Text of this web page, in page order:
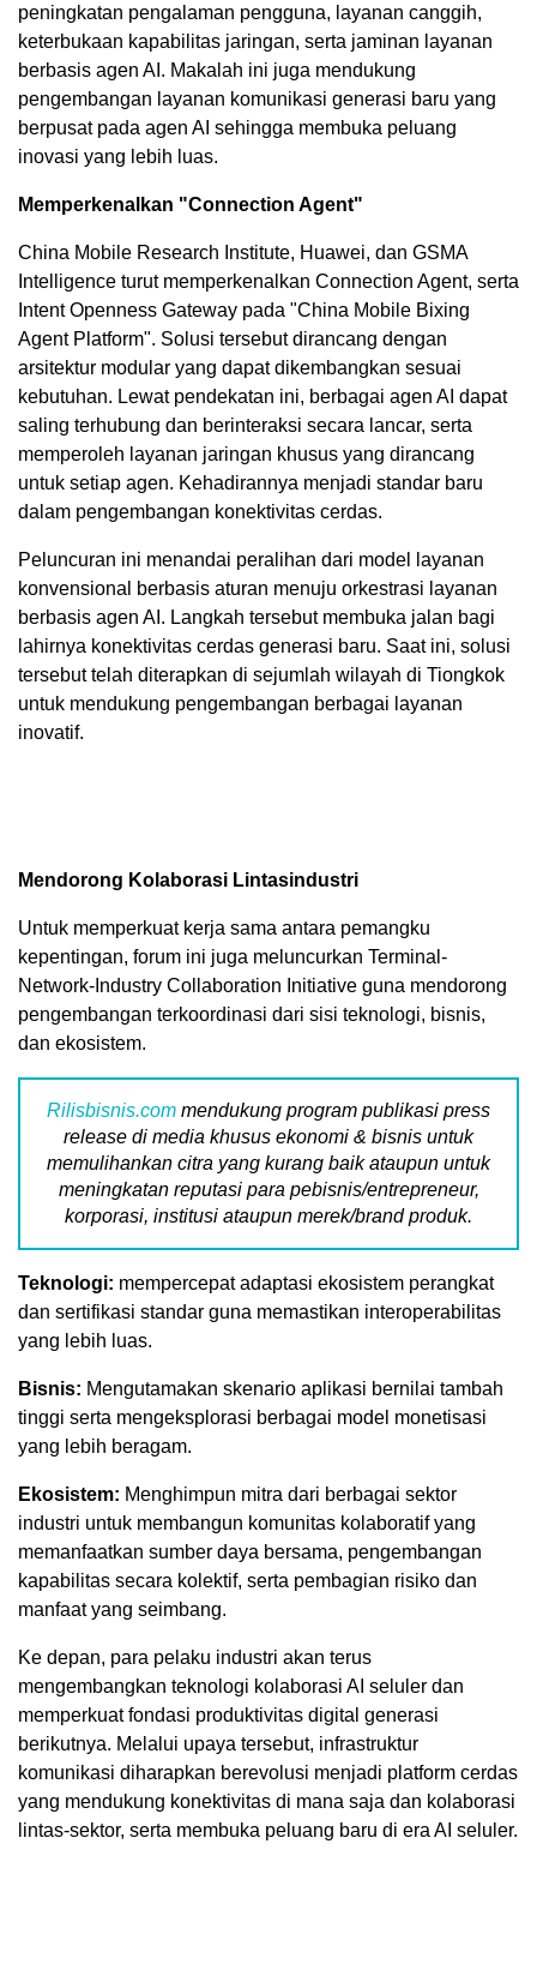
peningkatan pengalaman pengguna, layanan canggih,
keterbukaan kapabilitas jaringan, serta jaminan layanan
berbasis agen AI. Makalah ini juga mendukung
pengembangan layanan komunikasi generasi baru yang
berpusat pada agen AI sehingga membuka peluang
inovasi yang lebih luas.
Memperkenalkan "Connection Agent"
China Mobile Research Institute, Huawei, dan GSMA
Intelligence turut memperkenalkan Connection Agent, serta
Intent Openness Gateway pada "China Mobile Bixing
Agent Platform". Solusi tersebut dirancang dengan
arsitektur modular yang dapat dikembangkan sesuai
kebutuhan. Lewat pendekatan ini, berbagai agen AI dapat
saling terhubung dan berinteraksi secara lancar, serta
memperoleh layanan jaringan khusus yang dirancang
untuk setiap agen. Kehadirannya menjadi standar baru
dalam pengembangan konektivitas cerdas.
Peluncuran ini menandai peralihan dari model layanan
konvensional berbasis aturan menuju orkestrasi layanan
berbasis agen AI. Langkah tersebut membuka jalan bagi
lahirnya konektivitas cerdas generasi baru. Saat ini, solusi
tersebut telah diterapkan di sejumlah wilayah di Tiongkok
untuk mendukung pengembangan berbagai layanan
inovatif.
Mendorong Kolaborasi Lintasindustri
Untuk memperkuat kerja sama antara pemangku
kepentingan, forum ini juga meluncurkan Terminal-
Network-Industry Collaboration Initiative guna mendorong
pengembangan terkoordinasi dari sisi teknologi, bisnis,
dan ekosistem.
Rilisbisnis.com mendukung program publikasi press
release di media khusus ekonomi & bisnis untuk
memulihankan citra yang kurang baik ataupun untuk
meningkatan reputasi para pebisnis/entrepreneur,
korporasi, institusi ataupun merek/brand produk.
Teknologi: mempercepat adaptasi ekosistem perangkat
dan sertifikasi standar guna memastikan interoperabilitas
yang lebih luas.
Bisnis: Mengutamakan skenario aplikasi bernilai tambah
tinggi serta mengeksplorasi berbagai model monetisasi
yang lebih beragam.
Ekosistem: Menghimpun mitra dari berbagai sektor
industri untuk membangun komunitas kolaboratif yang
memanfaatkan sumber daya bersama, pengembangan
kapabilitas secara kolektif, serta pembagian risiko dan
manfaat yang seimbang.
Ke depan, para pelaku industri akan terus
mengembangkan teknologi kolaborasi AI seluler dan
memperkuat fondasi produktivitas digital generasi
berikutnya. Melalui upaya tersebut, infrastruktur
komunikasi diharapkan berevolusi menjadi platform cerdas
yang mendukung konektivitas di mana saja dan kolaborasi
lintas-sektor, serta membuka peluang baru di era AI seluler.